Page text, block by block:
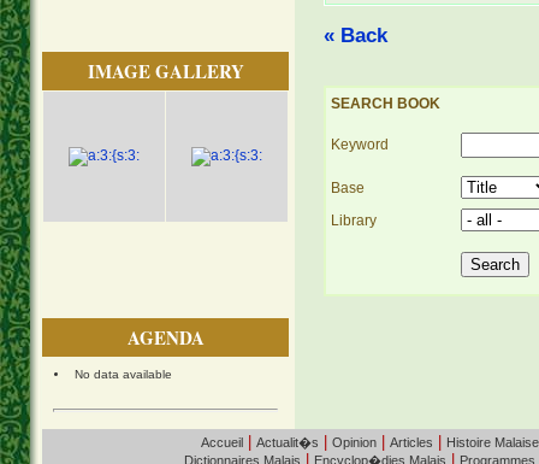
IMAGE GALLERY
AGENDA
No data available
« Back
SEARCH BOOK
Keyword
Base
Library
Accueil| Actualit�s Opinion| Articles Histoire Malaise
Dictionnaires Malais Encyclop�dies Malais Programmes